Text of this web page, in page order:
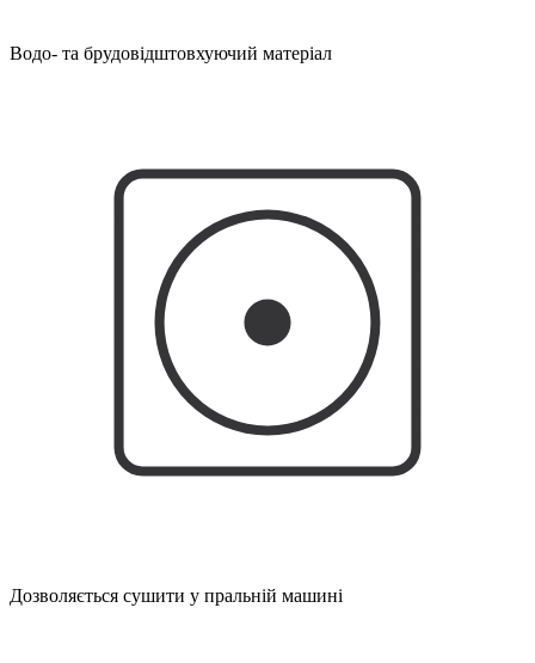
Водо- та брудовідштовхуючий матеріал
Дозволяється сушити у пральній машині